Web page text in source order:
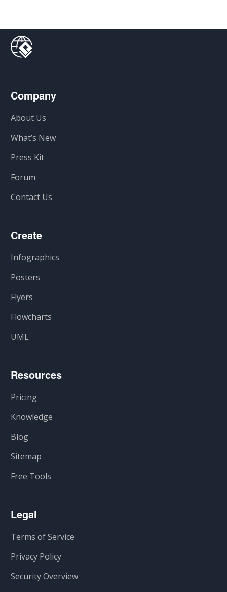
Company
About Us
What’s New
Press Kit
Forum
Contact Us
Create
Infographics
Posters
Flyers
Flowcharts
UML
Resources
Pricing
Knowledge
Blog
Sitemap
Free Tools
Legal
Terms of Service
Privacy Policy
Security Overview